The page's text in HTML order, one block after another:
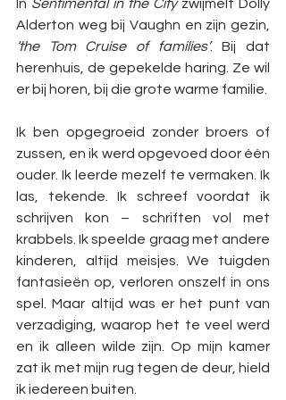
In Sentimental in the City zwijmelt Dolly
‘the Tom Cruise of families’. Bij dat
herenhuis, de gepekelde haring. Ze wil
er bij horen, bij die grote warme familie.
Ik ben opgegroeid zonder broers of
zussen, en ik werd opgevoed door één
ouder. Ik leerde mezelf te vermaken. Ik
las, tekende. Ik schreef voordat ik
schrijven kon – schriften vol met
krabbels. Ik speelde graag met andere
kinderen, altijd meisjes. We tuigden
fantasieën op, verloren onszelf in ons
spel. Maar altijd was er het punt van
verzadiging, waarop het te veel werd
en ik alleen wilde zijn. Op mijn kamer
zat ik met mijn rug tegen de deur, hield
ik iedereen buiten.